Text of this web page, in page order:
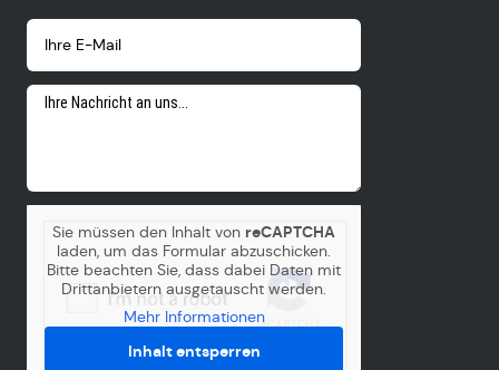
Sie müssen den Inhalt von reCAPTCHA
laden, um das Formular abzuschicken.
Bitte beachten Sie, dass dabei Daten mit
Drittanbietern ausgetauscht werden.
Mehr Informationen
Inhalt entsperren